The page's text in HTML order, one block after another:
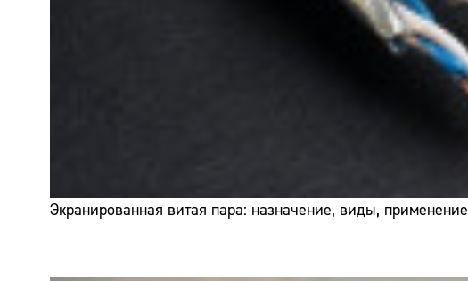
Экранированная витая пара: назначение, виды, применение